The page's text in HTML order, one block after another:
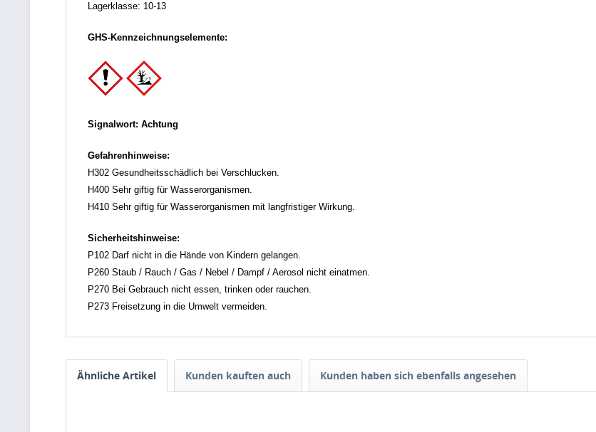
Lagerklasse: 10-13
GHS-Kennzeichnungselemente:
Signalwort: Achtung
Gefahrenhinweise:
H302 Gesundheitsschädlich bei Verschlucken.
H400 Sehr giftig für Wasserorganismen.
H410 Sehr giftig für Wasserorganismen mit langfristiger Wirkung.
Sicherheitshinweise:
P102 Darf nicht in die Hände von Kindern gelangen.
P260 Staub / Rauch / Gas / Nebel / Dampf / Aerosol nicht einatmen.
P270 Bei Gebrauch nicht essen, trinken oder rauchen.
P273 Freisetzung in die Umwelt vermeiden.
Ähnliche Artikel Kunden kauften auch Kunden haben sich ebenfalls angesehen